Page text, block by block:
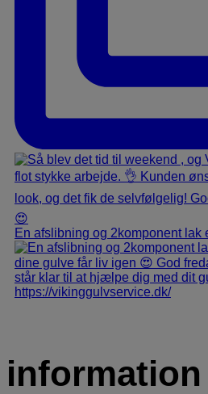
En afslibning og 2komponent lak
information